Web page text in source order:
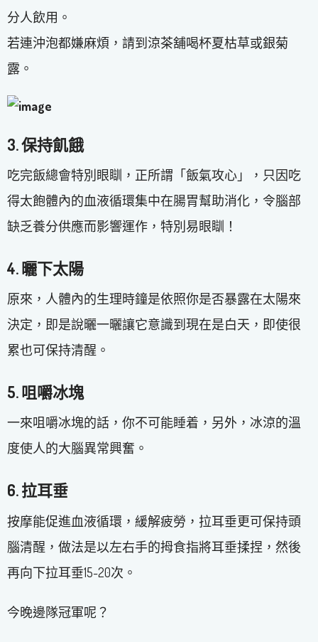
分人飲用。
若連沖泡都嫌麻煩，請到涼茶舖喝杯夏枯草或銀菊
露。
3. 保持飢餓
吃完飯總會特別眼瞓，正所謂「飯氣攻心」，只因吃
得太飽體內的血液循環集中在腸胃幫助消化，令腦部
缺乏養分供應而影響運作，特別易眼瞓！
4. 曬下太陽
原來，人體內的生理時鐘是依照你是否暴露在太陽來
決定，即是說曬一曬讓它意識到現在是白天，即使很
累也可保持清醒。
5. 咀嚼冰塊
一來咀嚼冰塊的話，你不可能睡着，另外，冰涼的溫
度使人的大腦異常興奮。
6. 拉耳垂
按摩能促進血液循環，緩解疲勞，拉耳垂更可保持頭
腦清醒，做法是以左右手的拇食指將耳垂揉捏，然後
再向下拉耳垂15-20次。
今晚邊隊冠軍呢？